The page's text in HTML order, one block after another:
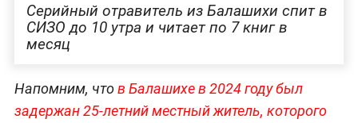
Серийный отравитель из Балашихи спит в
СИЗО до 10 утра и читает по 7 книг в
месяц
Напомним, чтов Балашихе в 2024 году был
задержан 25-летний местный житель, которого